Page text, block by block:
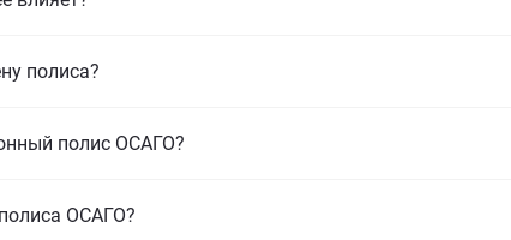
полиса?
полис ОСАГО?
ОСАГО?